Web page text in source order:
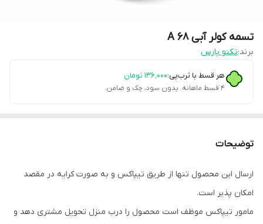
تسمه کولر آبی A 68
برند:تکنو پارس
هر قسط با ترب‌پی:۱۳۶٬۰۰۰ تومان
۴ قسط ماهانه. بدون سود، چک و ضامن.
توضیحات
ارسال این محصول تنها از طریق تیپاکس و به صورت کرایه در مقصد
امکان پذیر است.
مامور تیپاکس موظف است محصول را درب منزل تحویل مشتری دهد و